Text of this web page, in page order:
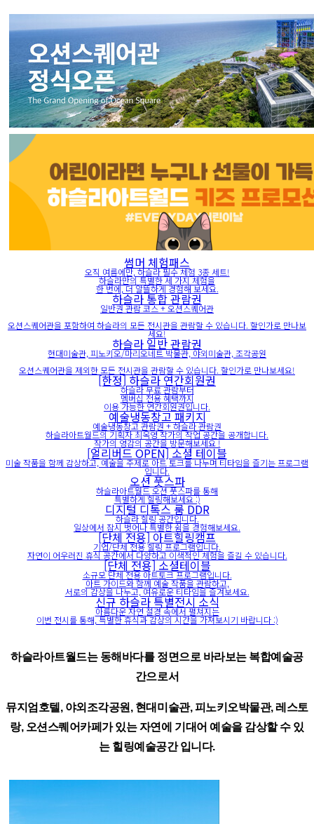
썸머 체험패스
오직 여름에만, 하슬라 필수 체험 3종 세트!
하슬라만의 특별한 세 가지 체험을
한 번에, 더 알뜰하게 경험해 보세요.
하슬라 통합 관람권
일반권 관람 코스 + 오션스퀘어관
오션스퀘어관을 포함하여 하슬라의 모든 전시관을 관람할 수 있습니다. 할인가로 만나보
세요!
하슬라 일반 관람권
현대미술관, 피노키오/마리오네트 박물관, 야외미술관, 조각공원
오션스퀘어관을 제외한 모든 전시관을 관람할 수 있습니다. 할인가로 만나보세요!
[한정] 하슬라 연간회원권
하슬라 무료 관람부터
멤버십 전용 혜택까지
이용 가능한 연간회원권입니다.
예술냉동창고 패키지
예술냉동창고 관람권 + 하슬라 관람권
하슬라아트월드의 기획자 최옥영 작가의 작업 공간을 공개합니다.
작가의 영감의 공간을 방문해보세요 !
[얼리버드 OPEN] 소셜 테이블
미술 작품을 함께 감상하고, 예술을 주제로 아트 토크를 나누며 티타임을 즐기는 프로그램
입니다.
오션 풋스파
하슬라아트월드 오션 풋스파를 통해
특별하게 힐링해보세요 :)
디지털 디톡스 룸 DDR
하슬라 힐링 공간입니다.
일상에서 잠시 벗어나 특별한 쉼을 경험해보세요.
[단체 전용] 아트힐링캠프
기업/단체 전용 힐링 프로그램입니다.
자연이 어우러진 휴식 공간에서 다양하고 이색적인 체험을 즐길 수 있습니다.
[단체 전용] 소셜테이블
소규모 단체 전용 아트토크 프로그램입니다.
아트 가이드와 함께 예술 작품을 관람하고,
서로의 감상을 나누고, 여유로운 티타임을 즐겨보세요.
신규 하슬라 특별전시 소식
아름다운 자연 절경 속에서 펼쳐지는
이번 전시를 통해, 특별한 휴식과 감상의 시간을 가져보시기 바랍니다 :)
하슬라아트월드는 동해바다를 정면으로 바라보는 복합예술공
간으로서
뮤지엄호텔, 야외조각공원, 현대미술관, 피노키오박물관, 레스토
랑, 오션스퀘어카페가 있는 자연에 기대어 예술을 감상할 수 있
는 힐링예술공간 입니다.